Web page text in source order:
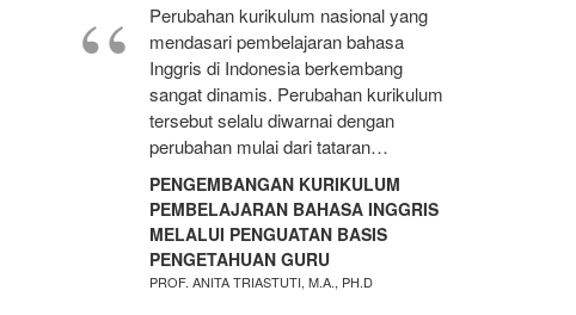
Perubahan kurikulum nasional yang
mendasari pembelajaran bahasa
Inggris di Indonesia berkembang
sangat dinamis. Perubahan kurikulum
tersebut selalu diwarnai dengan
perubahan mulai dari tataran…
PENGEMBANGAN KURIKULUM
PEMBELAJARAN BAHASA INGGRIS
MELALUI PENGUATAN BASIS
PENGETAHUAN GURU
PROF. ANITA TRIASTUTI, M.A., PH.D